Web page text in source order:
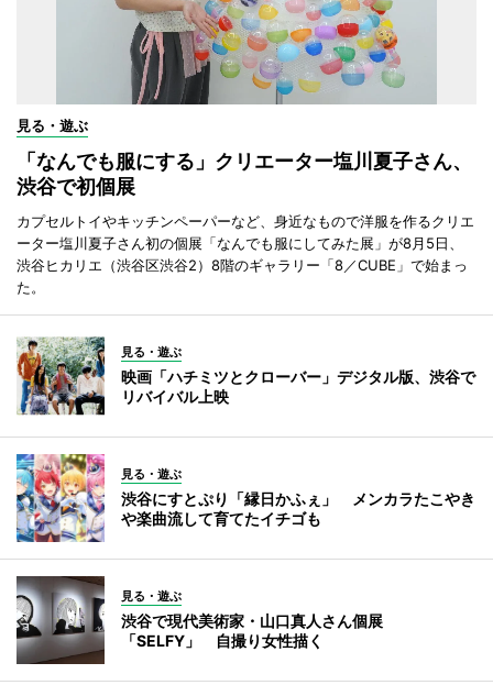
見る・遊ぶ
「なんでも服にする」クリエーター塩川夏子さん、
渋谷で初個展
カプセルトイやキッチンペーパーなど、身近なもので洋服を作るクリエ
ーター塩川夏子さん初の個展「なんでも服にしてみた展」が8月5日、
渋谷ヒカリエ（渋谷区渋谷2）8階のギャラリー「8／CUBE」で始まっ
た。
見る・遊ぶ
映画「ハチミツとクローバー」デジタル版、渋谷で
リバイバル上映
見る・遊ぶ
渋谷にすとぷり「縁日かふぇ」 メンカラたこやき
や楽曲流して育てたイチゴも
見る・遊ぶ
渋谷で現代美術家・山口真人さん個展
「SELFY」 自撮り女性描く